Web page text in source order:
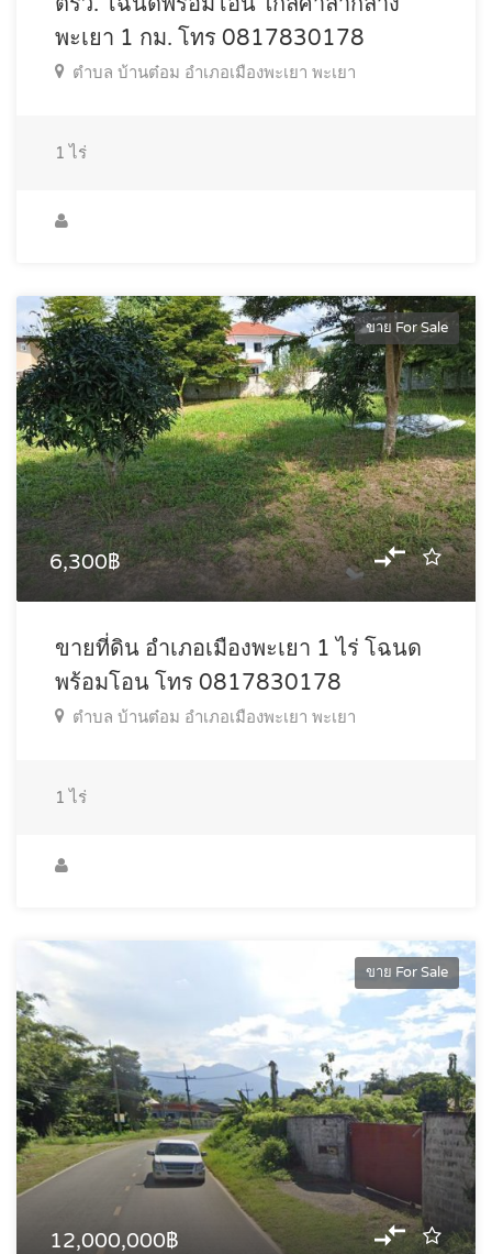
พะเยา 1 กม. โทร 0817830178
ตำบล บ้านต๋อม อำเภอเมืองพะเยา พะเยา
1 ไร่
ขาย For Sale
6,300฿
ขายที่ดิน อำเภอเมืองพะเยา 1 ไร่ โฉนด
พร้อมโอน โทร 0817830178
ตำบล บ้านต๋อม อำเภอเมืองพะเยา พะเยา
1 ไร่
ขาย For Sale
12,000,000฿